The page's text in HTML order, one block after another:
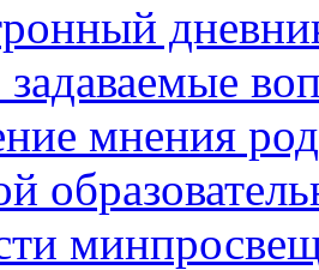
задаваемые
мнения